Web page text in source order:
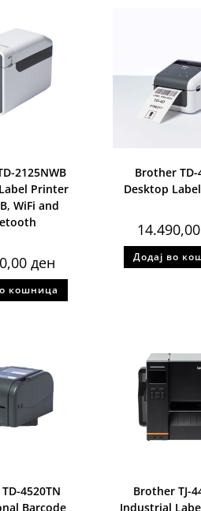
2125NWB
Printer
WiFi and
ден
кошница
Brother TD-
Desktop
14.490,00
Додај во
4520TN
Barcode
Brother TJ-
Industrial